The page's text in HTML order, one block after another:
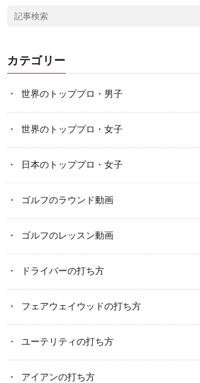
カテゴリー
世界のトッププロ・男子
世界のトッププロ・女子
日本のトッププロ・女子
ゴルフのラウンド動画
ゴルフのレッスン動画
ドライバーの打ち方
フェアウェイウッドの打ち方
ユーテリティの打ち方
アイアンの打ち方